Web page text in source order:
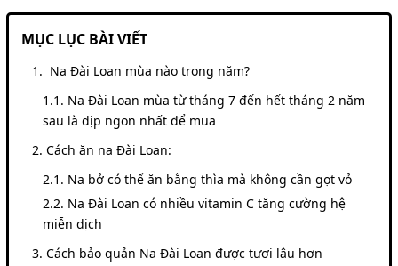
MỤC LỤC BÀI VIẾT
Na Đài Loan mùa nào trong năm?
Na Đài Loan mùa từ tháng 7 đến hết tháng 2 năm
sau là dịp ngon nhất để mua
Cách ăn na Đài Loan:
Na bở có thể ăn bằng thìa mà không cần gọt vỏ
Na Đài Loan có nhiều vitamin C tăng cường hệ
miễn dịch
Cách bảo quản Na Đài Loan được tươi lâu hơn